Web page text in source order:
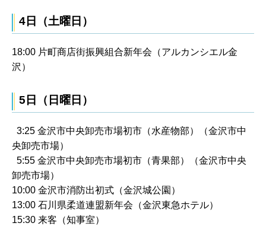
4日（土曜日）
18:00 片町商店街振興組合新年会（アルカンシエル金
沢）
5日（日曜日）
3:25 金沢市中央卸売市場初市（水産物部）（金沢市中
央卸売市場）
5:55 金沢市中央卸売市場初市（青果部）（金沢市中央
卸売市場）
10:00 金沢市消防出初式（金沢城公園）
13:00 石川県柔道連盟新年会（金沢東急ホテル）
15:30 来客（知事室）